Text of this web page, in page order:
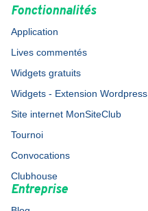
Fonctionnalités
Application
Lives commentés
Widgets gratuits
Widgets - Extension Wordpress
Site internet MonSiteClub
Tournoi
Convocations
Clubhouse
Entreprise